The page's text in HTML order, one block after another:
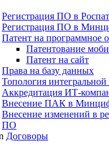
Регистрация ПО в
Регистрация ПО в
Патент на программное
Патентование
Патент на сайт
Права на базу данных
Топология
Аккредитация ИТ-
Внесение ПАК в
Внесение изменений в
ПО
Договоры